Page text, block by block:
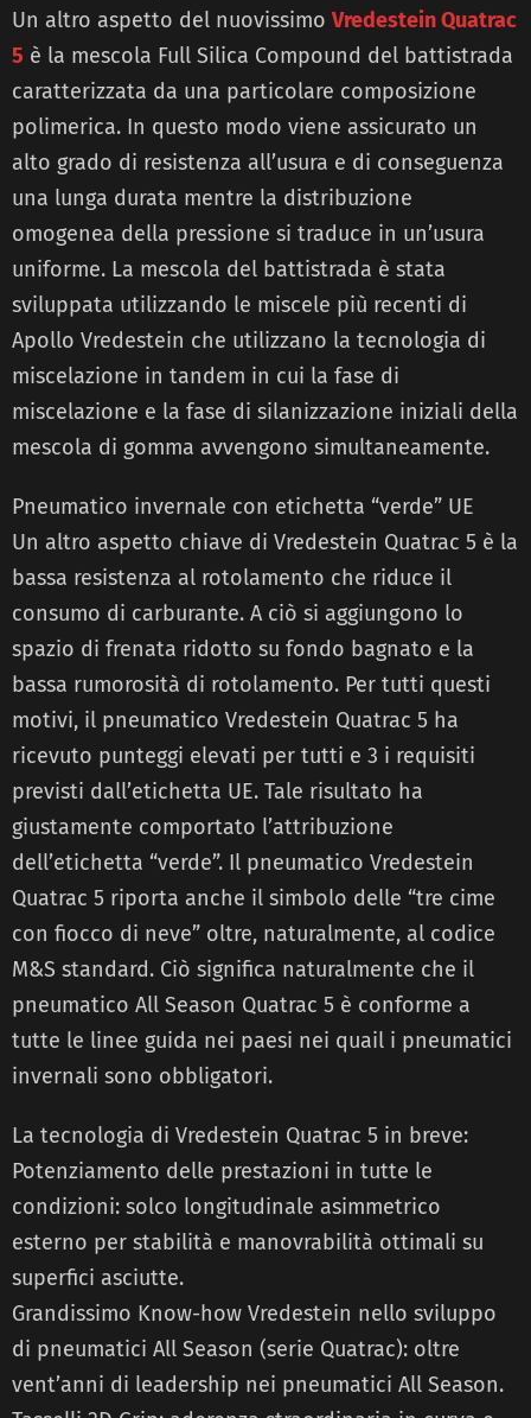
Un altro aspetto del nuovissimo Vredestein Quatrac
5 è la mescola Full Silica Compound del battistrada
caratterizzata da una particolare composizione
polimerica. In questo modo viene assicurato un
alto grado di resistenza all’usura e di conseguenza
una lunga durata mentre la distribuzione
omogenea della pressione si traduce in un’usura
uniforme. La mescola del battistrada è stata
sviluppata utilizzando le miscele più recenti di
Apollo Vredestein che utilizzano la tecnologia di
miscelazione in tandem in cui la fase di
miscelazione e la fase di silanizzazione iniziali della
mescola di gomma avvengono simultaneamente.
Pneumatico invernale con etichetta “verde” UE
Un altro aspetto chiave di Vredestein Quatrac 5 è la
bassa resistenza al rotolamento che riduce il
consumo di carburante. A ciò si aggiungono lo
spazio di frenata ridotto su fondo bagnato e la
bassa rumorosità di rotolamento. Per tutti questi
motivi, il pneumatico Vredestein Quatrac 5 ha
ricevuto punteggi elevati per tutti e 3 i requisiti
previsti dall’etichetta UE. Tale risultato ha
giustamente comportato l’attribuzione
dell’etichetta “verde”. Il pneumatico Vredestein
Quatrac 5 riporta anche il simbolo delle “tre cime
con fiocco di neve” oltre, naturalmente, al codice
M&S standard. Ciò significa naturalmente che il
pneumatico All Season Quatrac 5 è conforme a
tutte le linee guida nei paesi nei quail i pneumatici
invernali sono obbligatori.
La tecnologia di Vredestein Quatrac 5 in breve:
Potenziamento delle prestazioni in tutte le
condizioni: solco longitudinale asimmetrico
esterno per stabilità e manovrabilità ottimali su
superfici asciutte.
Grandissimo Know-how Vredestein nello sviluppo
di pneumatici All Season (serie Quatrac): oltre
vent’anni di leadership nei pneumatici All Season.